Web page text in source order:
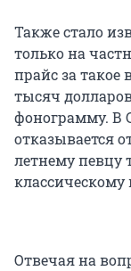
Также стало
только на
прайс за такое
тысяч
фонограмму. В
отказывается
летнему певцу
Отвечая на